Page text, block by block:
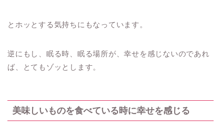
とホッとする気持ちにもなっています。
逆にもし、眠る時、眠る場所が、幸せを感じないのであれ
ば、とてもゾッとします。
美味しいものを食べている時に幸せを感じる